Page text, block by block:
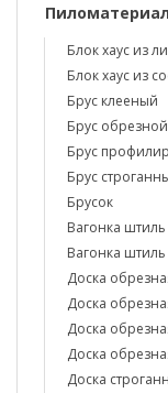
Блок хаус из
Блок хаус из
Брус клееный
Брус обрезной
Брус
Брус
Брусок
Вагонка
Вагонка штиль
Доска
Доска
Доска
Доска
Доска